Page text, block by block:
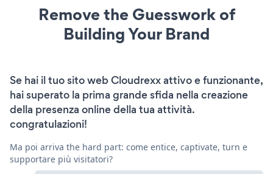
Remove the Guesswork of
Building Your Brand
Se hai il tuo sito web Cloudrexx attivo e funzionante,
hai superato la prima grande sfida nella creazione
della presenza online della tua attività.
congratulazioni!
Ma poi arriva the hard part: come entice, captivate, turn e
supportare più visitatori?